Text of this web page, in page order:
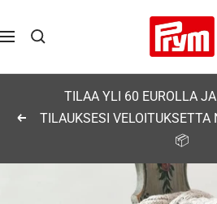
sisältöön
Navigaatio
Prym
Edellinen
TILAA YLI 60 EUROLLA
TILAUKSESI VELOITUKSETTA
📦